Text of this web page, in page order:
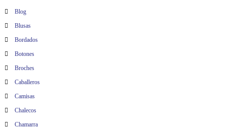
Blog
Blusas
Bordados
Botones
Broches
Caballeros
Camisas
Chalecos
Chamarra